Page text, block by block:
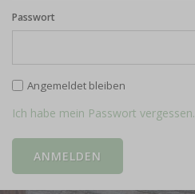
Passwort
Angemeldet bleiben
Ich habe mein Passwort vergessen.